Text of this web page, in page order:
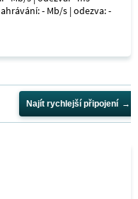
- Mb/s | odezva: -
Najít rychlejší připojení